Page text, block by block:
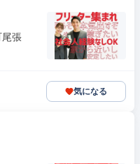
張
気になる